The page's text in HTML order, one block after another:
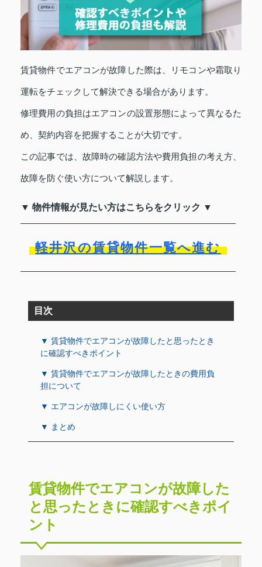
賃貸物件でエアコンが故障した際は、リモコンや霜取り
運転をチェックして解決できる場合があります。
修理費用の負担はエアコンの設置形態によって異なるた
め、契約内容を把握することが大切です。
この記事では、故障時の確認方法や費用負担の考え方、
故障を防ぐ使い方について解説します。
▼ 物件情報が見たい方はこちらをクリック ▼
軽井沢の賃貸物件一覧へ進む
目次
▼ 賃貸物件でエアコンが故障したと思ったとき
に確認すべきポイント
▼ 賃貸物件でエアコンが故障したときの費用負
担について
▼ エアコンが故障しにくい使い方
▼ まとめ
賃貸物件でエアコンが故障した
と思ったときに確認すべきポイ
ント